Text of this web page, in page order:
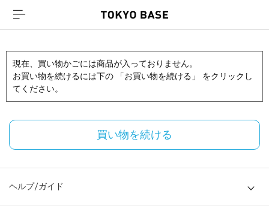
現在、買い物かごには商品が入っておりません。
お買い物を続けるには下の 「お買い物を続ける」 をクリックし
てください。
買い物を続ける
ヘルプ/ガイド